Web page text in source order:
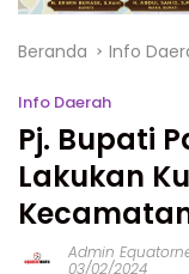
Beranda Info
Info Daerah
Pj. Bupati
Lakukan
Admin
03/02/2024